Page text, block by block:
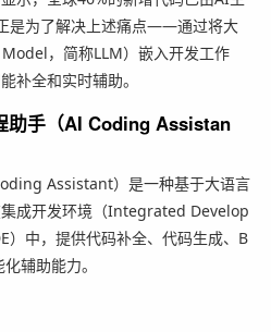
是为了解决上述痛点——通过将大
，简称LLM）嵌入开发工作
补全和实时辅助。
助手（AI Coding Assistan
Assistant）是一种基于大语言
成开发环境（Integrated Develop
中，提供代码补全、代码生成、B
辅助能力。